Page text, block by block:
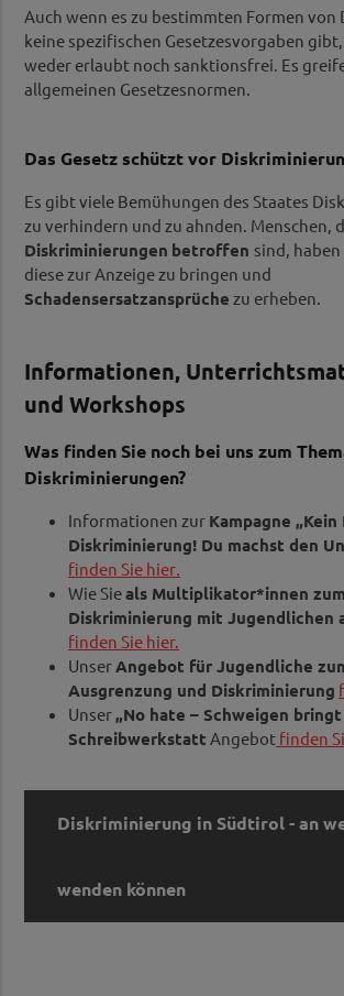
Auch wenn es zu bestimmten Formen
keine spezifischen Gesetzesvorgaben
weder erlaubt noch sanktionsfrei. Es
allgemeinen Gesetzesnormen.
Das Gesetz schützt vor
Es gibt viele Bemühungen des Staates
zu verhindern und zu ahnden. Menschen,
Diskriminierungen betroffen sind,
diese zur Anzeige zu bringen und
Schadensersatzansprüche zu erheben.
Informationen,
und Workshops
Was finden Sie noch bei uns zum
Diskriminierungen?
Informationen zur Kampagne
Diskriminierung! Du machst den
finden Sie hier.
Wie Sieals Multiplikator*innen
Diskriminierung mit Jugendlichen
finden Sie hier.
UnserAngebot für Jugendliche
Ausgrenzung und Diskriminierung
Unser „No hate – Schweigen
Schreibwerkstatt Angebot finden
Diskriminierung in Südtirol - an
wenden können